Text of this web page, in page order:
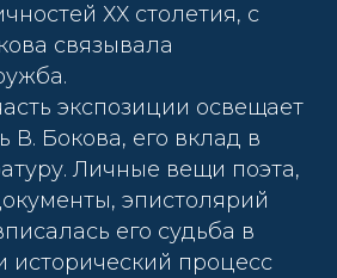
ХХ столетия, с
связывала
экспозиции освещает
В. Бокова, его вклад в
Личные вещи поэта,
эпистолярий
его судьба в
исторический процесс